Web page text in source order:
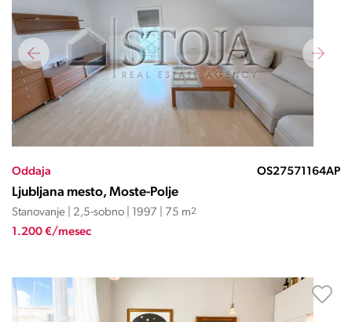
Oddaja OS27571164AP
Ljubljana mesto, Moste-Polje
Stanovanje | 2,5-sobno | 1997 | 75 m2
1.200 €/mesec